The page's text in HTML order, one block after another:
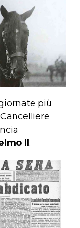
più
II.